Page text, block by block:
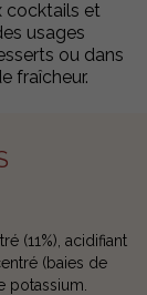
cocktails et
usages
ou dans
fraîcheur.
(11%), acidifiant
(baies de
potassium.